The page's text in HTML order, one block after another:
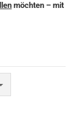
möchten – mit